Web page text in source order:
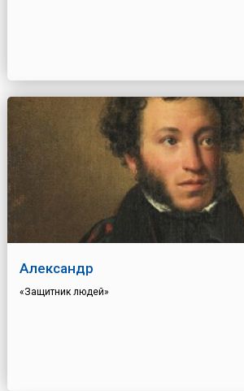
Александр
«Защитник людей»